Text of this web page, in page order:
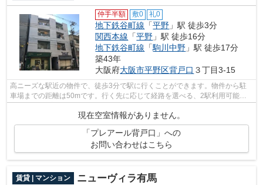
仲手半額 敷0 礼0
地下鉄谷町線 「平野 」駅 徒歩3分
関西本線 「平野 」駅 徒歩16分
地下鉄谷町線 「駒川中野 」駅 徒歩17分
築43年
大阪府大阪市平野区背戸口 ３丁目3-15
高ニーズな駅近の物件で、徒歩3分で駅に行くことができます。物件から駐
車場までの距離は50mです。行く先に応じて経路を選べる、2駅利用可能な
物件です。プライバシーにも配慮した防音...
現在空室情報がありません。
「プレアール背戸口」への
お問い合わせはこちら
賃貸 | マンション ニューヴィラ有馬